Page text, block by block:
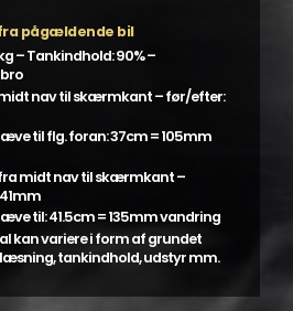
pågældende bil
– Tankindhold: 90% –
nav til skærmkant – før/efter:
til flg. foran: 37cm = 105mm
midt nav til skærmkant –
til: 41.5cm = 135mm vandring
kan variere i form af grundet
tankindhold, udstyr mm.